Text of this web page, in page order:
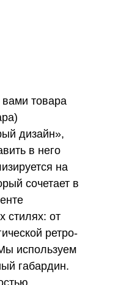
вами товара
дизайн»,
в него
на
сочетает в
стилях: от
ретро-
используем
габардин.